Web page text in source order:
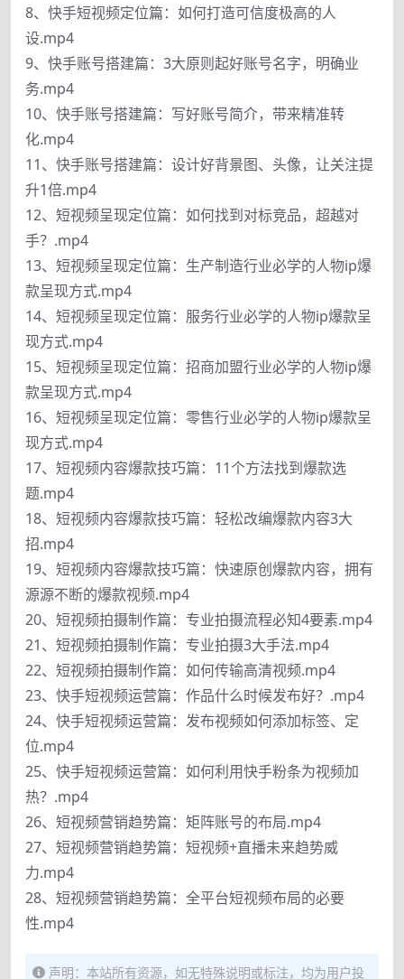
8、快手短视频定位篇：如何打造可信度极高的人
设.mp4
9、快手账号搭建篇：3大原则起好账号名字，明确业
务.mp4
10、快手账号搭建篇：写好账号简介，带来精准转
化.mp4
11、快手账号搭建篇：设计好背景图、头像，让关注提
升1倍.mp4
12、短视频呈现定位篇：如何找到对标竞品，超越对
手？.mp4
13、短视频呈现定位篇：生产制造行业必学的人物ip爆
款呈现方式.mp4
14、短视频呈现定位篇：服务行业必学的人物ip爆款呈
现方式.mp4
15、短视频呈现定位篇：招商加盟行业必学的人物ip爆
款呈现方式.mp4
16、短视频呈现定位篇：零售行业必学的人物ip爆款呈
现方式.mp4
17、短视频内容爆款技巧篇：11个方法找到爆款选
题.mp4
18、短视频内容爆款技巧篇：轻松改编爆款内容3大
招.mp4
19、短视频内容爆款技巧篇：快速原创爆款内容，拥有
源源不断的爆款视频.mp4
20、短视频拍摄制作篇：专业拍摄流程必知4要素.mp4
21、短视频拍摄制作篇：专业拍摄3大手法.mp4
22、短视频拍摄制作篇：如何传输高清视频.mp4
23、快手短视频运营篇：作品什么时候发布好？.mp4
24、快手短视频运营篇：发布视频如何添加标签、定
位.mp4
25、快手短视频运营篇：如何利用快手粉条为视频加
热？.mp4
26、短视频营销趋势篇：矩阵账号的布局.mp4
27、短视频营销趋势篇：短视频+直播未来趋势威
力.mp4
28、短视频营销趋势篇：全平台短视频布局的必要
性.mp4
声明：本站所有资源，如无特殊说明或标注，均为用户投